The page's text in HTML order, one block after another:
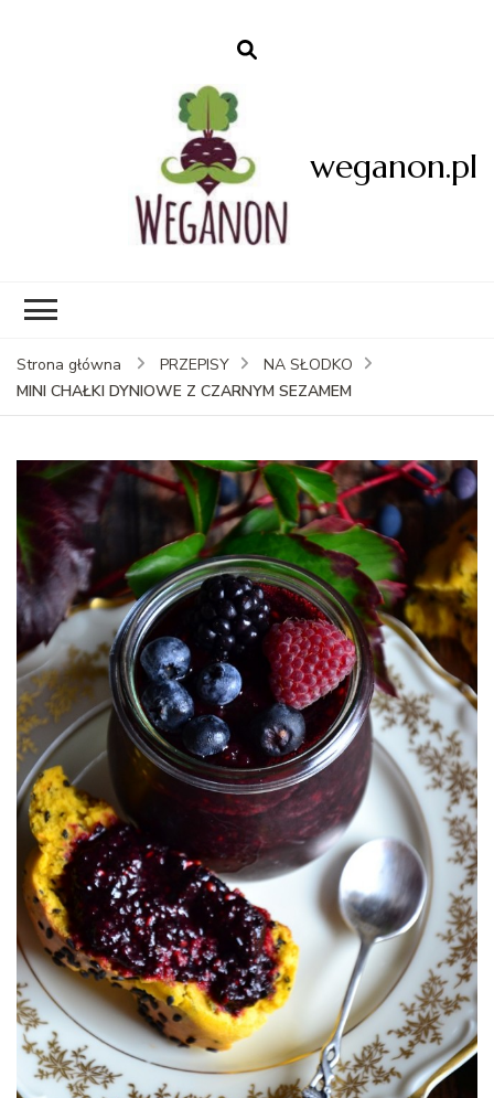
weganon.pl
Strona główna PRZEPISY
NA SŁODKO
MINI CHAŁKI DYNIOWE Z CZARNYM SEZAMEM